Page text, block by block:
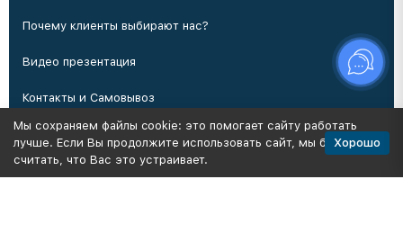
Почему клиенты выбирают нас?
Видео презентация
Контакты и Самовывоз
Производство
Мы сохраняем файлы cookie: это помогает сайту работать
лучше. Если Вы продолжите использовать сайт, мы будем
считать, что Вас это устраивает.
Хорошо